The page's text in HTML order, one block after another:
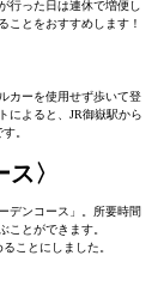
行った日は連休で増便し
ことをおすすめします！
カーを使用せず歩いて登
によると、JR御嶽駅から
す。
〉
デンコース」。所要時間
ことができます。
ことにしました。